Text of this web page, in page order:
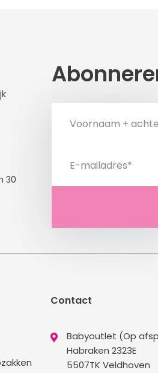
30
Contact
Babyoutlet (Op
Habraken 2323E
5507TK Veldhoven